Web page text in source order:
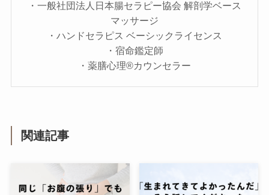
・一般社団法人日本腸セラピー協会 解剖学ベース
マッサージ
・ハンドセラピス ベーシックライセンス
・宿命鑑定師
・薬膳心理®カウンセラー
関連記事